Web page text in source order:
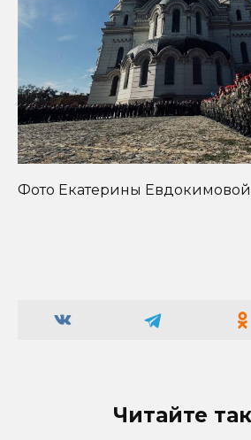
Фото Екатерины Евдокимовой
Читайте